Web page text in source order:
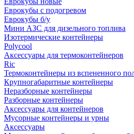
Еврокубы с подогревом
Еврокубы б/у
Мини АЗС для дизельного топлива
Изотермические контейнеры
Polycool
Аксессуары для термоконтейнеров
Ric
Термоконтейнеры из вспененного
Крупногабаритные контейнеры
Неразборные контейнеры
Разборные контейнеры
Аксессуары для контейнеров
Мусорные контейнеры и урны
Аксессуары